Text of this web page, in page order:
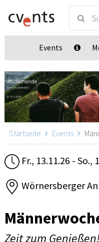
Events
Startseite Events
Fr., 13.11.26 - So.,
Wörnersberger
Zeit zum